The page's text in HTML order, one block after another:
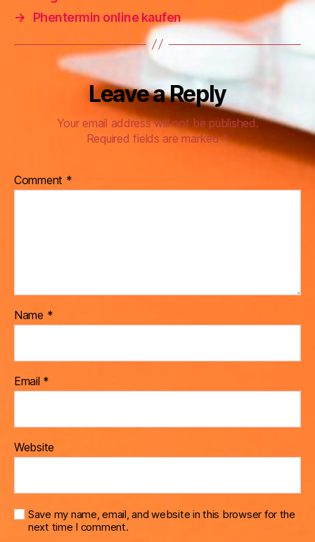
→
Phentermin online kaufen
Leave a Reply
Your email address will not be published.
Required fields are marked*
Comment *
Name *
Email *
Website
Save my name, email, and website in this browser for the
next time I comment.